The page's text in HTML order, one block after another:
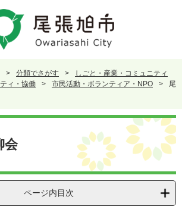
> 分類でさがす >
しごと・産業・コミュニティ
ィ・協働 > 市民活動・ボランティア・NPO >
尾
会
ページ内目次